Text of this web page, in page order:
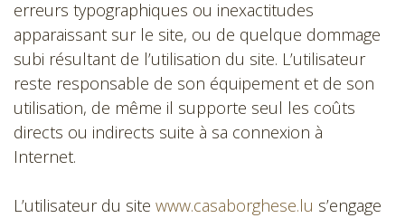
erreurs typographiques ou inexactitudes
apparaissant sur le site, ou de quelque dommage
subi résultant de l’utilisation du site. L’utilisateur
reste responsable de son équipement et de son
utilisation, de même il supporte seul les coûts
directs ou indirects suite à sa connexion à
Internet.
L’utilisateur du site www.casaborghese.lu s’engage